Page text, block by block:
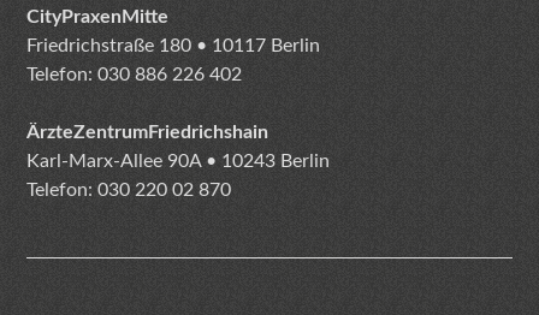
CityPraxenMitte
Friedrichstraße 180 • 10117 Berlin
Telefon: 030 886 226 402
ÄrzteZentrumFriedrichshain
Karl-Marx-Allee 90A • 10243 Berlin
Telefon: 030 220 02 870